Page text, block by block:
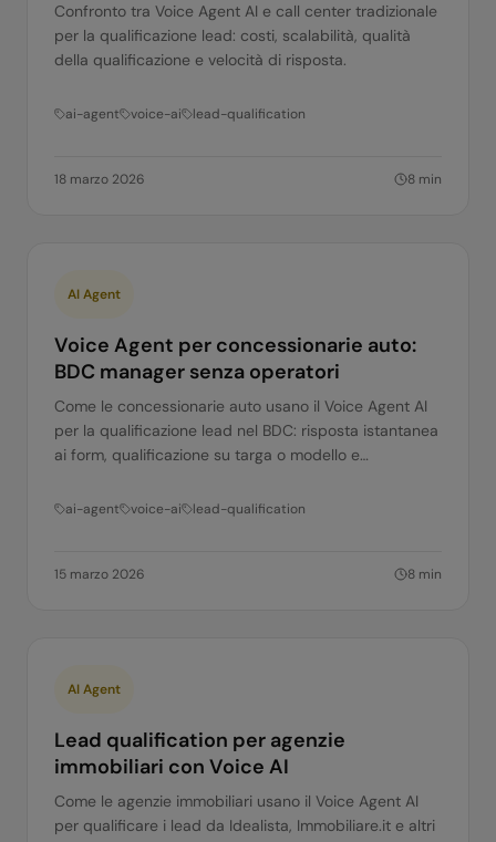
Confronto tra Voice Agent AI e call center tradizionale
per la qualificazione lead: costi, scalabilità, qualità
della qualificazione e velocità di risposta.
ai-agent voice-ai lead-qualification
18 marzo 2026 8 min
AI Agent
Voice Agent per concessionarie auto:
BDC manager senza operatori
Come le concessionarie auto usano il Voice Agent AI
per la qualificazione lead nel BDC: risposta istantanea
ai form, qualificazione su targa o modello e
ai-agent voice-ai lead-qualification
15 marzo 2026 8 min
AI Agent
Lead qualification per agenzie
immobiliari con Voice AI
Come le agenzie immobiliari usano il Voice Agent AI
per qualificare i lead da Idealista, Immobiliare.it e altri